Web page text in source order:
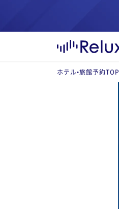
ホテル•旅館予約TOP